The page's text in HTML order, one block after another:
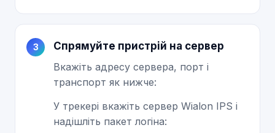
Спрямуйте пристрій на сервер
Вкажіть адресу сервера, порт і
транспорт як нижче:
У трекері вкажіть сервер Wialon IPS і
надішліть пакет логіна: